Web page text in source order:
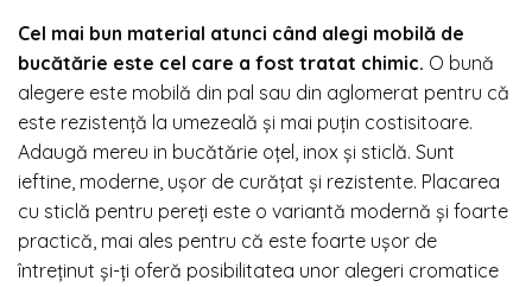
Cel mai bun material atunci când alegi mobilă de
bucătărie este cel care a fost tratat chimic. O bună
alegere este mobilă din pal sau din aglomerat pentru că
este rezistență la umezeală și mai puțin costisitoare.
Adaugă mereu in bucătărie oțel, inox și sticlă. Sunt
ieftine, moderne, ușor de curățat și rezistente. Placarea
cu sticlă pentru pereți este o variantă modernă și foarte
practică, mai ales pentru că este foarte ușor de
întreținut și-ți oferă posibilitatea unor alegeri cromatice